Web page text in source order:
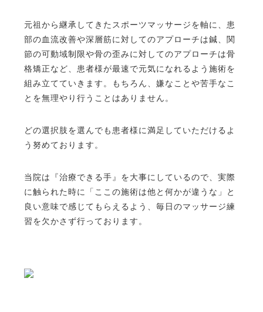
元祖から継承してきたスポーツマッサージを軸に、患
部の血流改善や深層筋に対してのアプローチは鍼、関
節の可動域制限や骨の歪みに対してのアプローチは骨
格矯正など、患者様が最速で元気になれるよう施術を
組み立てていきます。もちろん、嫌なことや苦手なこ
とを無理やり行うことはありません。
どの選択肢を選んでも患者様に満足していただけるよ
う努めております。
当院は『治療できる手』を大事にしているので、実際
に触られた時に「ここの施術は他と何かが違うな」と
良い意味で感じてもらえるよう、毎日のマッサージ練
習を欠かさず行っております。